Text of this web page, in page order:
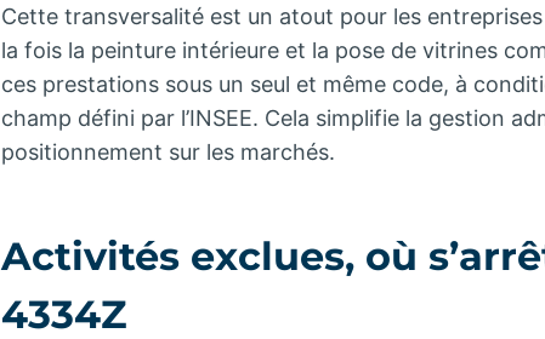
Cette transversalité est un atout pour les
la fois la peinture intérieure et la pose de vitrines
ces prestations sous un seul et même code, à
champ défini par l’INSEE. Cela simplifie la gestion
positionnement sur les marchés.
Activités exclues, où
4334Z